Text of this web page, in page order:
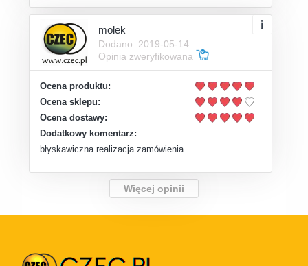
molek
Dodano: 2019-05-14
Opinia zweryfikowana
Ocena produktu:
Ocena sklepu:
Ocena dostawy:
Dodatkowy komentarz:
błyskawiczna realizacja zamówienia
Więcej opinii